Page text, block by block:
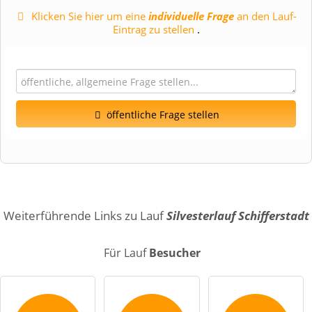
Klicken Sie hier um eineindividuelle Frage an den Lauf-
Eintrag zu stellen .
öffentliche Frage stellen
Name
Weiterführende Links zu LaufSilvesterlauf Schifferstadt
Für LaufBesucher